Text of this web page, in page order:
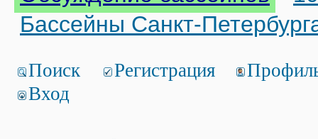
Бассейны Санкт-
Поиск Регистрация
Вход